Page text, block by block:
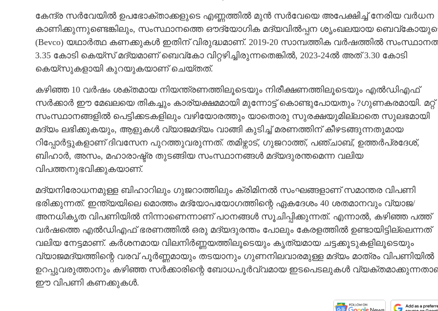
കേന്ദ്ര സര്‍വേയില്‍ ഉപഭോക്താക്കളുടെ എണ്ണത്തില്‍ മുന്‍ സര്‍വേയെ അപേക്ഷിച്ച് നേരിയ വര്‍ധന
കാണിക്കുന്നുണ്ടെങ്കിലും, സംസ്ഥാനത്തെ ഔദ്യോഗിക മദ്യവില്‍പ്പന ശൃംഖലയായ
(Bevco) യഥാര്‍ത്ഥ കണക്കുകള്‍ ഇതിന് വിരുദ്ധമാണ്. 2019-20 സാമ്പത്തിക വര്‍ഷത്തില്‍
3.35 കോടി കെയ്‌സ് മദ്യമാണ് ബെവ്‌കോ വിറ്റഴിച്ചിരുന്നതെങ്കില്‍, 2023-24ല്‍ അത് 3.30 കോടി
കെയ്‌സുകളായി കുറയുകയാണ് ചെയ്തത്.
കഴിഞ്ഞ 10 വര്‍ഷം ശക്തമായ നിയന്ത്രണത്തിലൂടെയും നിരീക്ഷണത്തിലൂടെയും എല്‍ഡിഎഫ്
സര്‍ക്കാര്‍ ഈ മേഖലയെ തികച്ചും കാര്യക്ഷമമായി മുന്നോട്ട് കൊണ്ടുപോയതും ?ഗുണകരമായി. മറ്റ്
സംസ്ഥാനങ്ങളില്‍ പെട്ടിക്കടകളിലും വഴിയോരത്തും യാതൊരു സുരക്ഷയുമില്ലാതെ സുലഭമായി
മദ്യം ലഭിക്കുകയും, ആളുകള്‍ വ്യാജമദ്യം വാങ്ങി കുടിച്ച് മരണത്തിന് കീഴടങ്ങുന്നതുമായ
റിപ്പോര്‍ട്ടുകളാണ് ദിവസേന പുറത്തുവരുന്നത്. തമിഴ്നാട്, ഗുജറാത്ത്, പഞ്ചാബ്, ഉത്തര്‍പ്രദേശ്,
ബിഹാര്‍, അസം, മഹാരാഷ്ട്ര തുടങ്ങിയ സംസ്ഥാനങ്ങള്‍ മദ്യദുരന്തമെന്ന വലിയ
വിപത്തനുഭവിക്കുകയാണ്.
മദ്യനിരോധനമുള്ള ബിഹാറിലും ഗുജറാത്തിലും ക്രിമിനല്‍ സംഘങ്ങളാണ് സമാന്തര വിപണി
ഭരിക്കുന്നത്. ഇന്ത്യയിലെ മൊത്തം മദ്യോപയോഗത്തിന്റെ ഏകദേശം 40 ശതമാനവും വ്യാജ/
അനധികൃത വിപണിയില്‍ നിന്നാണെന്നാണ് പഠനങ്ങള്‍ സൂചിപ്പിക്കുന്നത്. എന്നാല്‍, കഴിഞ്ഞ പത്ത്
വര്‍ഷത്തെ എല്‍ഡിഎഫ് ഭരണത്തില്‍ ഒരു മദ്യദുരന്തം പോലും കേരളത്തില്‍ ഉണ്ടായിട്ടില്ലെന്നത്
വലിയ നേട്ടമാണ്. കര്‍ശനമായ വിലനിര്‍ണ്ണയത്തിലൂടെയും കൃത്യമായ ചട്ടക്കൂടുകളിലൂടെയും
വ്യാജമദ്യത്തിന്റെ വരവ് പൂര്‍ണ്ണമായും തടയാനും ഗുണനിലവാരമുള്ള മദ്യം മാത്രം വിപണിയില്‍
ഉറപ്പുവരുത്താനും കഴിഞ്ഞ സര്‍ക്കാരിന്റെ ബോധപൂര്‍വ്വമായ ഇടപെടലുകള്‍
ഈ വിപണി കണക്കുകള്‍.